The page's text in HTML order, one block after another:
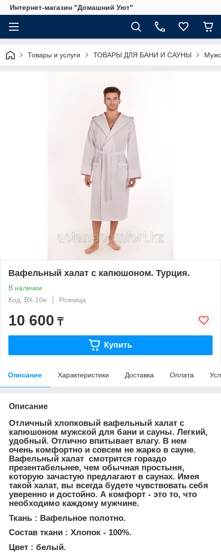
Интернет-магазин "Домашний Уют"
Товары и услуги ТОВАРЫ ДЛЯ БАНИ И САУНЫ
Вафельный халат с капюшоном. Турция.
В наличии
Код: ВХ-10е
Розница
10 600 ₸
Купить
Описание Характеристики Доставка Оплата
Описание
Отличный хлопковый вафельный халат с
капюшоном мужской для бани и сауны. Легкий,
удобный. Отлично впитывает влагу. В нем
очень комфортно и совсем не жарко в сауне.
Вафельный халат смотрится гораздо
презентабельнее, чем обычная простыня,
которую зачастую предлагают в саунах. Имея
такой халат, вы всегда будете чувствовать себя
уверенно и достойно. А комфорт - это то, что
необходимо каждому мужчине.
Ткань : Вафельное полотно.
Состав ткани : Хлопок - 100%.
Цвет : белый.